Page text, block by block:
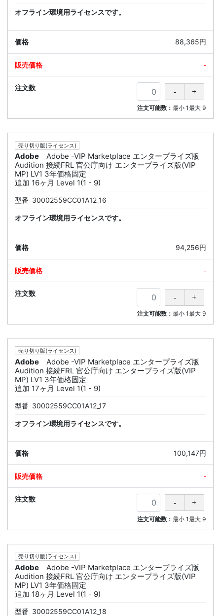
オフライン環境用ライセンスです。
88,365円
-
注文可能数：最小 1最大 9
売り切り版(ライセンス)
Adobe
Adobe -VIP Marketplace エンタープライズ版
Audition 接続FRL 官公庁向け エンタープライズ版(VIP
MP) LV1 3年価格固定
追加 16ヶ月 Level 1(1 - 9)
型番 30002559CC01A12_16
オフライン環境用ライセンスです。
94,256円
-
注文可能数：最小 1最大 9
売り切り版(ライセンス)
Adobe
Adobe -VIP Marketplace エンタープライズ版
Audition 接続FRL 官公庁向け エンタープライズ版(VIP
MP) LV1 3年価格固定
追加 17ヶ月 Level 1(1 - 9)
型番 30002559CC01A12_17
オフライン環境用ライセンスです。
100,147円
-
注文可能数：最小 1最大 9
売り切り版(ライセンス)
Adobe
Adobe -VIP Marketplace エンタープライズ版
Audition 接続FRL 官公庁向け エンタープライズ版(VIP
MP) LV1 3年価格固定
追加 18ヶ月 Level 1(1 - 9)
型番 30002559CC01A12_18